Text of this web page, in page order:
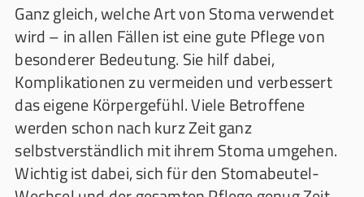
Ganz gleich, welche Art von Stoma verwendet
wird – in allen Fällen ist eine gute Pflege von
besonderer Bedeutung. Sie hilf dabei,
Komplikationen zu vermeiden und verbessert
das eigene Körpergefühl. Viele Betroffene
werden schon nach kurz Zeit ganz
selbstverständlich mit ihrem Stoma umgehen.
Wichtig ist dabei, sich für den Stomabeutel-